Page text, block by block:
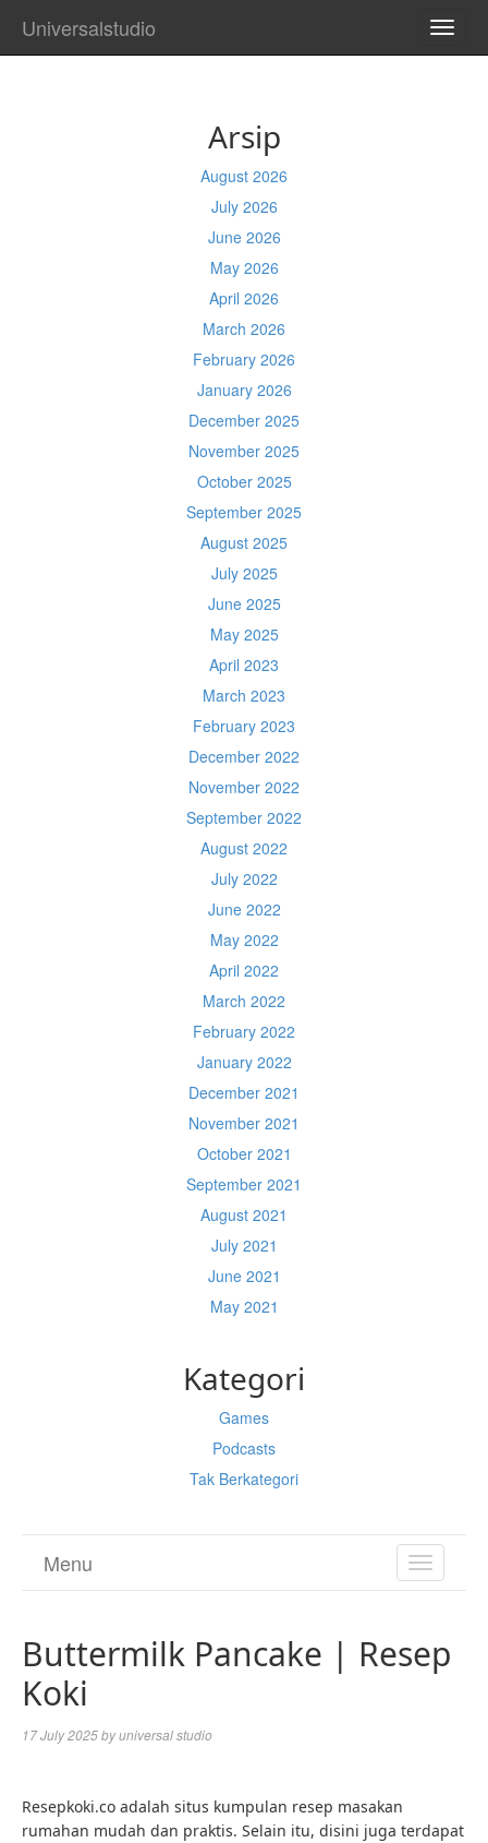
Universalstudio
Arsip
August 2026
July 2026
June 2026
May 2026
April 2026
March 2026
February 2026
January 2026
December 2025
November 2025
October 2025
September 2025
August 2025
July 2025
June 2025
May 2025
April 2023
March 2023
February 2023
December 2022
November 2022
September 2022
August 2022
July 2022
June 2022
May 2022
April 2022
March 2022
February 2022
January 2022
December 2021
November 2021
October 2021
September 2021
August 2021
July 2021
June 2021
May 2021
Kategori
Games
Podcasts
Tak Berkategori
TOGGLE
Menu
Buttermilk Pancake | Resep
Koki
17 July 2025byuniversal studio
Resepkoki.co adalah situs kumpulan resep masakan
rumahan mudah dan praktis. Selain itu, disini juga terdapat